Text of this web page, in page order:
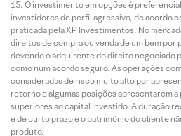
O investimento em opções é
investidores de perfil agressivo, de acordo
praticada pela XP Investimentos. No
direitos de compra ou venda de um bem por
devendo o adquirente do direito negociado
como num acordo seguro. As operações
consideradas de risco muito alto por
retorno e algumas posições apresentarem
superiores ao capital investido. A duração
é de curto prazo e o patrimônio do cliente
produto.